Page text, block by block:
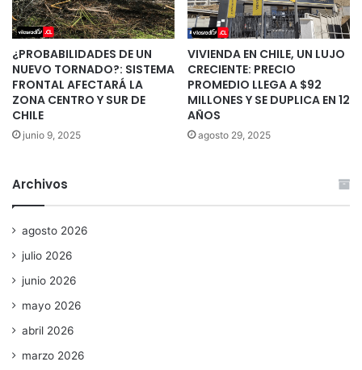
¿PROBABILIDADES DE UN
NUEVO TORNADO?: SISTEMA
FRONTAL AFECTARÁ LA
ZONA CENTRO Y SUR DE
CHILE
junio 9, 2025
VIVIENDA EN CHILE, UN LUJO
CRECIENTE: PRECIO
PROMEDIO LLEGA A $92
MILLONES Y SE DUPLICA EN 12
AÑOS
agosto 29, 2025
Archivos
agosto 2026
julio 2026
junio 2026
mayo 2026
abril 2026
marzo 2026